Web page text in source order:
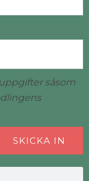
såsom
SKICKA IN